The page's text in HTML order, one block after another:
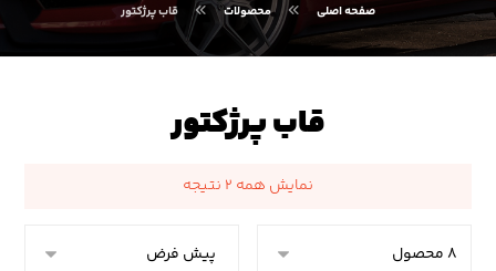
صفحه اصلی محصولات قاب پرژکتور
قاب پرژکتور
نمایش همه ۲ نتیجه